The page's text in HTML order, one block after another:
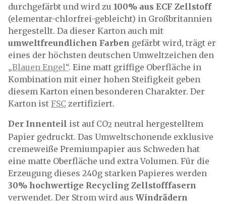
durchgefärbt und wird zu 100% aus ECF Zellstoff
(elementar-chlorfrei-gebleicht) in Großbritannien
hergestellt. Da dieser Karton auch mit
umweltfreundlichen Farben gefärbt wird, trägt er
eines der höchsten deutschen Umweltzeichen den
„Blauen Engel“. Eine matt griffige Oberfläche in
Kombination mit einer hohen Steifigkeit geben
diesem Karton einen besonderen Charakter. Der
Karton ist FSC zertifiziert.
Der Innenteil ist auf CO2 neutral hergestelltem
Papier gedruckt. Das Umweltschonende exklusive
cremeweiße Premiumpapier aus Schweden hat
eine matte Oberfläche und extra Volumen. Für die
Erzeugung dieses 240g starken Papieres werden
30% hochwertige Recycling Zellstofffasern
verwendet. Der Strom wird aus Windrädern